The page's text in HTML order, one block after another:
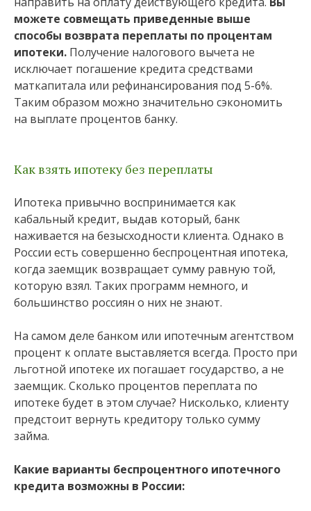
можете совмещать приведенные выше
способы возврата переплаты по процентам
ипотеки. Получение налогового вычета не
исключает погашение кредита средствами
маткапитала или рефинансирования под 5-6%.
Таким образом можно значительно сэкономить
на выплате процентов банку.
Как взять ипотеку без переплаты
Ипотека привычно воспринимается как
кабальный кредит, выдав который, банк
наживается на безысходности клиента. Однако в
России есть совершенно беспроцентная ипотека,
когда заемщик возвращает сумму равную той,
которую взял. Таких программ немного, и
большинство россиян о них не знают.
На самом деле банком или ипотечным агентством
процент к оплате выставляется всегда. Просто при
льготной ипотеке их погашает государство, а не
заемщик. Сколько процентов переплата по
ипотеке будет в этом случае? Нисколько, клиенту
предстоит вернуть кредитору только сумму
займа.
Какие варианты беспроцентного ипотечного
кредита возможны в России: